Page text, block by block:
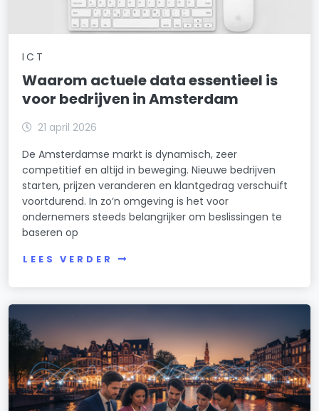
ICT
Waarom actuele data essentieel is
voor bedrijven in Amsterdam
21 april 2026
De Amsterdamse markt is dynamisch, zeer
competitief en altijd in beweging. Nieuwe bedrijven
starten, prijzen veranderen en klantgedrag verschuift
voortdurend. In zo’n omgeving is het voor
ondernemers steeds belangrijker om beslissingen te
baseren op
LEES VERDER